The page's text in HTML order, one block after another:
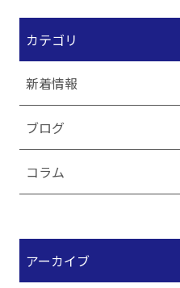
カテゴリ
新着情報
ブログ
コラム
アーカイブ